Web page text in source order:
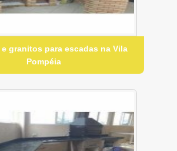
e granitos para escadas na Vila
Pompéia